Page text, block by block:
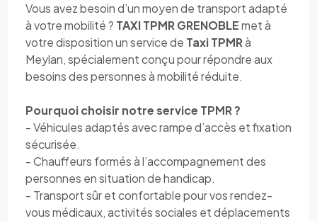
Vous avez besoin d’un moyen de transport adapté
à votre mobilité ? TAXI TPMR GRENOBLEmet à
votre disposition un service de Taxi TPMRà
Meylan, spécialement conçu pour répondre aux
besoins des personnes à mobilité réduite.
Pourquoi choisir notre service TPMR ?
- Véhicules adaptés avec rampe d’accès et fixation
sécurisée.
- Chauffeurs formés à l’accompagnement des
personnes en situation de handicap.
- Transport sûr et confortable pour vos rendez-
vous médicaux, activités sociales et déplacements